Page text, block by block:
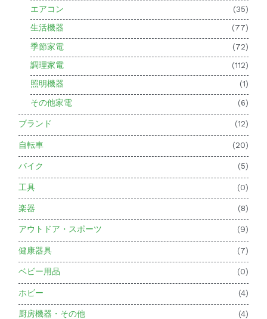
エアコン
(35)
生活機器
(77)
季節家電
(72)
調理家電
(112)
照明機器
(1)
その他家電
(6)
ブランド (12)
自転車 (20)
バイク (5)
工具 (0)
楽器 (8)
アウトドア・スポーツ (9)
健康器具 (7)
ベビー用品 (0)
ホビー (4)
厨房機器・その他 (4)